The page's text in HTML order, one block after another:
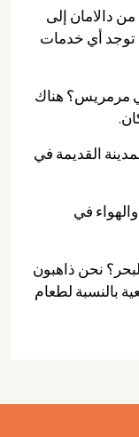
دالامان إلى
توجد أي خدمات
مرمريس؟ هناك
القديمة في
في
نحن ذاهبون
بالنسبة لطعام